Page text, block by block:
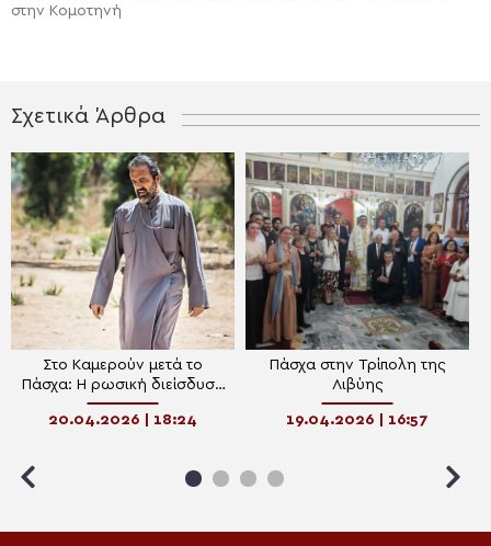
στην Κομοτηνή
Σχετικά Άρθρα
Στο Καμερούν μετά το
Πάσχα: Η ρωσική διείσδυση
στην Αφρική και τα πηγάδια
που σώζουν ζωές
20.04.2026 | 18:24
Πάσχα στην Τρίπολη της
Λιβύης
19.04.2026 | 16:57